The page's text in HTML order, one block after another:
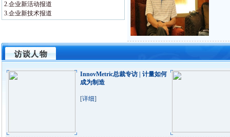
2.企业新活动报道
3.企业新技术报道
InnovMetric总裁专访 | 计量如何
成为制造
[详细]